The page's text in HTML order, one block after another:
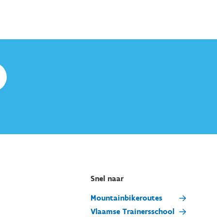
Snel naar
Mountainbikeroutes
Vlaamse Trainersschool